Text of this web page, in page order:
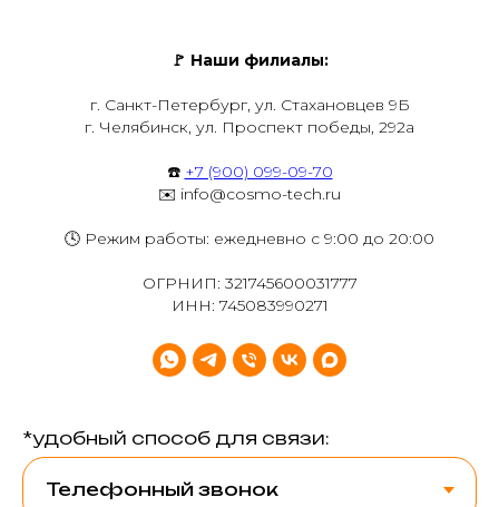
🚩 Наши филиалы:
г. Санкт-Петербург, ул. Стахановцев 9Б
г. Челябинск, ул. Проспект победы, 292а
☎️ +7 (900) 099-09-70
✉️ info@cosmo-tech.ru
🕓 Режим работы: ежедневно с 9:00 до 20:00
ОГРНИП: 321745600031777
ИНН: 745083990271
*удобный способ для связи: